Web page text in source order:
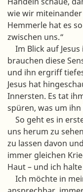
wie wir
Hemmerle hat es
zwischen uns.“
Im Blick auf
brauchen diese
und ihn ergriff
Jesus hat
Innersten. Es tat
spüren, was um
So geht es in
uns herum zu
zu lassen davon
immer gleichen
Haut – und ich
Ich möchte in